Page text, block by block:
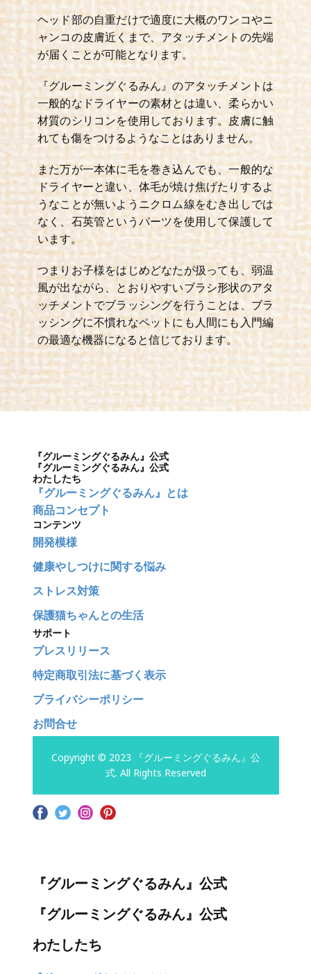
ヘッド部の自重だけで適度に大概のワンコやニ
ャンコの皮膚近くまで、アタッチメントの先端
が届くことが可能となります。
『グルーミングぐるみん』のアタッチメントは
一般的なドライヤーの素材とは違い、柔らかい
材質のシリコンを使用しております。皮膚に触
れても傷をつけるようなことはありません。
また万が一本体に毛を巻き込んでも、一般的な
ドライヤーと違い、体毛が焼け焦げたりするよ
うなことが無いようニクロム線をむき出しでは
なく、石英管というパーツを使用して保護して
います。
つまりお子様をはじめどなたが扱っても、弱温
風が出ながら、とおりやすいブラシ形状のアタ
ッチメントでブラッシングを行うことは、ブラ
ッシングに不慣れなペットにも人間にも入門編
の最適な機器になると信じております。
『グルーミングぐるみん』公式
『グルーミングぐるみん』公式
わたしたち
『グルーミングぐるみん』とは
商品コンセプト
コンテンツ
開発模様
健康やしつけに関する悩み
ストレス対策
保護猫ちゃんとの生活
サポート
プレスリリース
特定商取引法に基づく表示
プライバシーポリシー
お問合せ
Copyright © 2023 『グルーミングぐるみん』公
式. All Rights Reserved
『グルーミングぐるみん』公式
『グルーミングぐるみん』公式
わたしたち